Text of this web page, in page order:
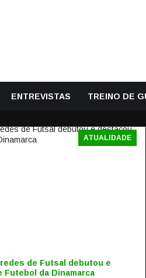
ENTREVISTAS TREINO DE
ATUALIDADE
de Futsal debutou e
da Dinamarca